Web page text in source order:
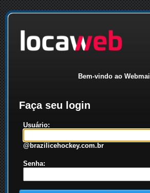
Bem-vindo ao Webmail
Faça seu login
Usuário:
@brazilicehockey.com.br
Senha: